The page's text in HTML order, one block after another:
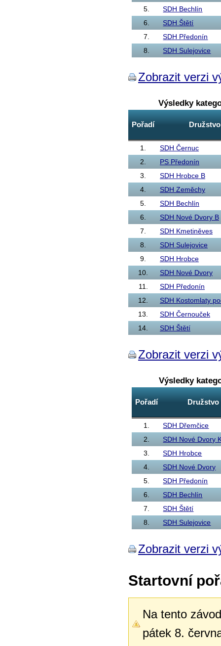
5.
SDH Bechlín
6.
SDH Štětí
7.
SDH Předonín
8.
SDH Sulejovice
Zobrazit verzi
Výsledky
Pořadí Družstvo
1.
SDH Černuc
2.
PS Předonín
3.
SDH Hrobce B
4.
SDH Zeměchy
5.
SDH Bechlín
6.
SDH Nové Dvory B
7.
SDH Kmetiněves
8.
SDH Sulejovice
9.
SDH Hrobce
10.
SDH Nové Dvory
11.
SDH Předonín
12.
SDH Kostomlaty
13.
SDH Černouček
14.
SDH Štětí
Zobrazit verzi
Výsledky
Pořadí Družstvo
1.
SDH Dřemčice
2.
SDH Nové Dvory
3.
SDH Hrobce
4.
SDH Nové Dvory
5.
SDH Předonín
6.
SDH Bechlín
7.
SDH Štětí
8.
SDH Sulejovice
Zobrazit verzi
Startovní
Na tento
pátek 8.